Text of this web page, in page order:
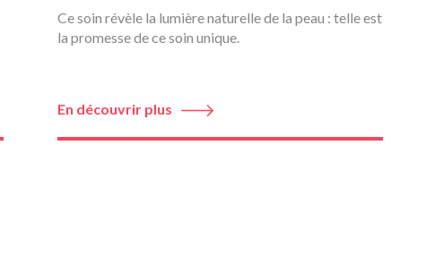
Ce soin révèle la lumière naturelle de la peau : telle est
la promesse de ce soin unique.
En découvrir plus